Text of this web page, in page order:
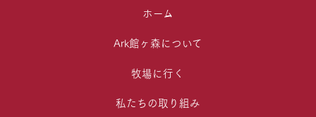
ホーム
Ark館ヶ森について
牧場に行く
私たちの取り組み